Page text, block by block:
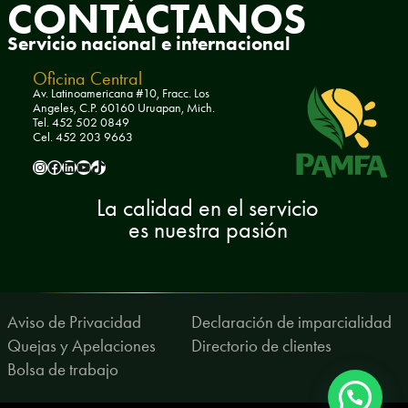
CONTÁCTANOS
Servicio nacional e internacional
Oficina Central
Av. Latinoamericana #10, Fracc. Los
Angeles, C.P. 60160 Uruapan, Mich.
Tel. 452 502 0849
Cel. 452 203 9663
pamfa.ac
Pamfa ACpamfa-acPamfaAC
pamfa.ac
La calidad en el servicio
es nuestra pasión
Aviso de Privacidad
Declaración de imparcialidad
Quejas y Apelaciones
Directorio de clientes
Bolsa de trabajo